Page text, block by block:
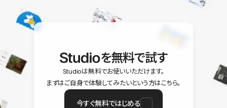
を無料で試す
Studioは無料でお使いいただけます。
まずはご自身で体験してみたいという方はこちら。
今すぐ無料ではじめる